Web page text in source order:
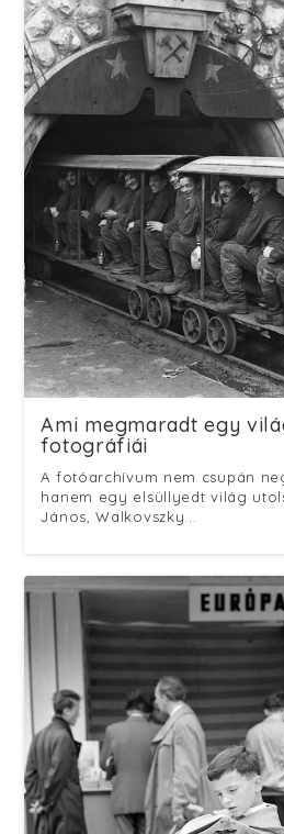
Ami megmaradt egy
fotográfiái
A fotóarchívum nem csupán
hanem egy elsüllyedt világ
János, Walkovszky...